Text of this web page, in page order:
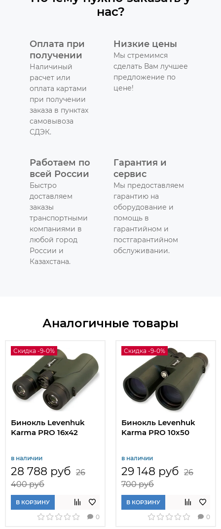
нас?
Оплата при
получении
Наличиный
расчет или
оплата картами
при получении
заказа в пунктах
самовывоза
СДЭК.
Низкие цены
Мы стремимся
сделать Вам лучшее
предложение по
цене!
Работаем по
всей России
Быстро
доставляем
заказы
транспортными
компаниями в
любой город
России и
Казахстана.
Гарантия и
сервис
Мы предоставляем
гарантию на
оборудование и
помощь в
гарантийном и
постгарантийном
обслуживании.
Аналогичные товары
Скидка -9-0%
Бинокль Levenhuk
Karma PRO 16x42
в наличии
28 788 руб 26
400 руб
В КОРЗИНУ
0
Скидка -9-0%
Бинокль Levenhuk
Karma PRO 10x50
в наличии
29 148 руб 26
700 руб
В КОРЗИНУ
0